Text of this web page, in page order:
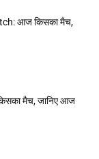
आज किसका मैच,
मैच, जानिए आज